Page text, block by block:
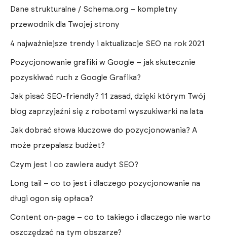
Dane strukturalne / Schema.org – kompletny
przewodnik dla Twojej strony
4 najważniejsze trendy i aktualizacje SEO na rok 2021
Pozycjonowanie grafiki w Google – jak skutecznie
pozyskiwać ruch z Google Grafika?
Jak pisać SEO-friendly? 11 zasad, dzięki którym Twój
blog zaprzyjaźni się z robotami wyszukiwarki na lata
Jak dobrać słowa kluczowe do pozycjonowania? A
może przepalasz budżet?
Czym jest i co zawiera audyt SEO?
Long tail – co to jest i dlaczego pozycjonowanie na
długi ogon się opłaca?
Content on-page – co to takiego i dlaczego nie warto
oszczędzać na tym obszarze?